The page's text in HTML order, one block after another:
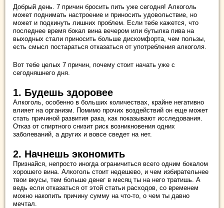
Добрый день. 7 причин бросить пить уже сегодня! Алкоголь
может поднимать настроение и приносить удовольствие, но
может и подкинуть лишних проблем. Если тебе кажется, что
последнее время бокал вина вечером или бутылка пива на
выходных стали приносить больше дискомфорта, чем пользы,
есть смысл постараться отказаться от употребления алкоголя.
Вот тебе целых 7 причин, почему стоит начать уже с
сегодняшнего дня.
1. Будешь здоровее
Алкоголь, особенно в больших количествах, крайне негативно
влияет на организм. Помимо прочих воздействий он еще может
стать причиной развития рака, как показывают исследования.
Отказ от спиртного снизит риск возникновения одних
заболеваний, а других и вовсе сведет на нет.
2. Начнешь экономить
Признайся, непросто иногда ограничиться всего одним бокалом
хорошего вина. Алкоголь стоит недешево, и чем избирательнее
твои вкусы, тем больше денег в месяц ты на него тратишь. А
ведь если отказаться от этой статьи расходов, со временем
можно накопить причину сумму на что-то, о чем ты давно
мечтал.